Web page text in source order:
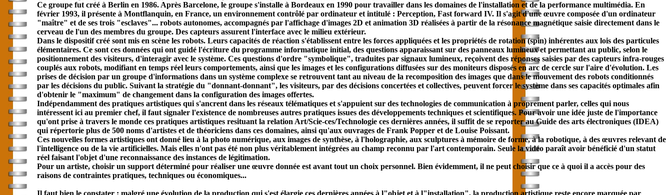
Ce groupe fut créé à Berlin en 1986. Après Barcelone, le groupe s'installe à Bordeaux en 1990 pour travailler dans les domaines de l'installation et de la performance multimédia. En
février 1993, il présente à Montflanquin, en France, un environnement contrôlé par ordinateur et intitulé : Perception, Fast forward IV. Il s'agit d'une œuvre composée d'un ordinateur
"maître" et de ses trois "esclaves"... robots autonomes, accompagnés par l'affichage d'images 2D et animation 3D réalisées à partir de la résonance magnétique saisie directement dans le
cerveau de l'un des membres du groupe. Des capteurs assurent l'interface avec le milieu extérieur.
Dans le dispositif créé sont mis en scène les robots. Leurs capacités de réaction s'établissent entre les forces appliquées et les propriétés de rotation (spin) inhérentes aux lois des particules
élémentaires. Ce sont ces données qui ont guidé l'écriture du programme informatique initial, des questions apparaissant sur des panneaux lumineux et permettant au public, selon le
positionnement des visiteurs, d'interagir avec le système. Ces questions d'ordre "symbolique", traduites par signaux lumineux, reçoivent des réponses saisies par des capteurs infra-rouges
couplés aux robots, modifiant en temps réel leurs comportements, ainsi que les images et les configurations diffusées sur des moniteurs disposés en arc de cercle sur l'aire d'évolution. Les
prises de décision par un groupe d'informations dans un système complexe se retrouvent tant au niveau de la recomposition des images que dans le mouvement des robots conditionnés
par les décisions du public. Suivant la stratégie du "donnant-donnant", les visiteurs, par des décisions concertées et collectives, peuvent forcer le système dans ses capacités optimales afin
d'obtenir le "maximum" de changement dans la configuration des images offertes.
Indépendamment des pratiques artistiques qui s'ancrent dans les réseaux télématiques et s'appuient sur des technologies de communication à proprement parler, celles qui nous
intéressent ici au premier chef, il faut signaler l'existence de nombreuses autres pratiques issues des développements techniques et scientifiques. Pour avoir une idée juste de l'importance
qu'ont prise à travers le monde ces pratiques artistiques resituant la relation Art/Scie-ces/Technologie ces dernières années, il suffit de se reporter au Guide des arts électroniques (IDEA)
qui répertorie plus de 500 noms d'artistes et de théoriciens dans ces domaines, ainsi qu'aux ouvrages de Frank Popper et de Louise Poissant.
Ces nouvelles formes artistiques ont donné lieu à la photo numérique, aux images de synthèse, à l'holographie, aux sculptures à mémoire de forme, à la robotique, à des œuvres relevant de
l'intelligence ou de la vie artificielles. Mais elles n'ont pas été non plus véritablement intégrées au champ reconnu par l'art contemporain. Seule la vidéo paraît avoir bénéficié d'un statut
réel faisant l'objet d'une reconnaissance des instances de légitimation.
Pour un artiste, choisir un support déterminé pour réaliser une œuvre donnée est avant tout un choix personnel. Bien évidemment, il ne peut choisir que ce à quoi il a accès pour des
raisons de contraintes pratiques, techniques ou économiques...
Il faut bien le constater : malgré une évolution de la production qui s'est élargie ces dernières années à l"objet et à l"installation", la production artistique reste encore marquée par